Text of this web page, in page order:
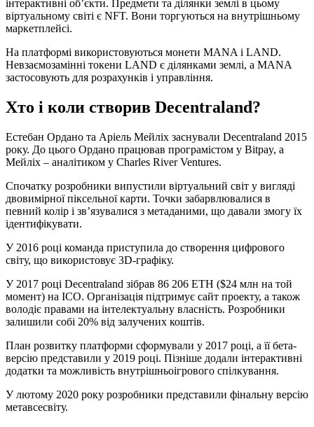
інтерактивні об’єкти. Предмети та ділянки землі в цьому
віртуальному світі є NFT. Вони торгуються на внутрішньому
маркетплейсі.
На платформі використовуються монети MANA і LAND.
Невзаємозамінні токени LAND є ділянками землі, а MANA
застосовують для розрахунків і управління.
Хто і коли створив Decentraland?
Естебан Ордано та Аріель Мейліх заснували Decentraland 2015
року. До цього Ордано працював програмістом у Bitpay, а
Мейліх – аналітиком у Charles River Ventures.
Спочатку розробники випустили віртуальний світ у вигляді
двовимірної піксельної карти. Точки забарвлювалися в
певний колір і зв’язувалися з метаданими, що давали змогу їх
ідентифікувати.
У 2016 році команда приступила до створення цифрового
світу, що використовує 3D-графіку.
У 2017 році Decentraland зібрав 86 206 ETH ($24 млн на той
момент) на ICO. Організація підтримує сайт проекту, а також
володіє правами на інтелектуальну власність. Розробники
залишили собі 20% від залучених коштів.
План розвитку платформи сформували у 2017 році, а її бета-
версію представили у 2019 році. Пізніше додали інтерактивні
додатки та можливість внутрішньоігрового спілкування.
У лютому 2020 року розробники представили фінальну версію
метавсесвіту.